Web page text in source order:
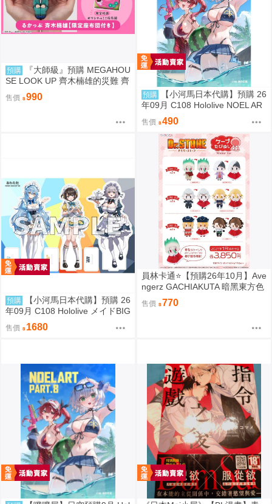
預購
『大師級』預購 MEGAHOU
SE LOOK UP 齊木楠雄的災難 齊
木楠雄 套組 附特典
售價 990 預購
【小河馬日本代購】預購 26
年09月 C108 Hololive NOEL AR
T part.8 繪師:わたお
售價 490
預購
【小河馬日本代購】預購 26
年09月 C108 Hololive メイドBIG
3壓克力牌 繪師:わたお
售價 1680
員林卡通⭐️【預購26年10月】Ave
ngerz GACHIAKUTA 暗黑東方色
彩 插圖卡片收藏集 中盒 0814
售價 770